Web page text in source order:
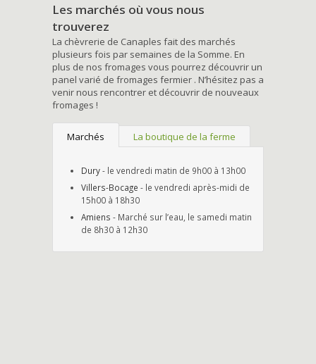
Les marchés où vous nous
trouverez
La chèvrerie de Canaples fait des marchés
plusieurs fois par semaines de la Somme. En
plus de nos fromages vous pourrez découvrir un
panel varié de fromages fermier . N’hésitez pas a
venir nous rencontrer et découvrir de nouveaux
fromages !
Marchés La boutique de la ferme
Dury- le vendredi matin de 9h00 à 13h00
Villers-Bocage - le vendredi après-midi de
15h00 à 18h30
Amiens - Marché sur l’eau, le samedi matin
de 8h30 à 12h30